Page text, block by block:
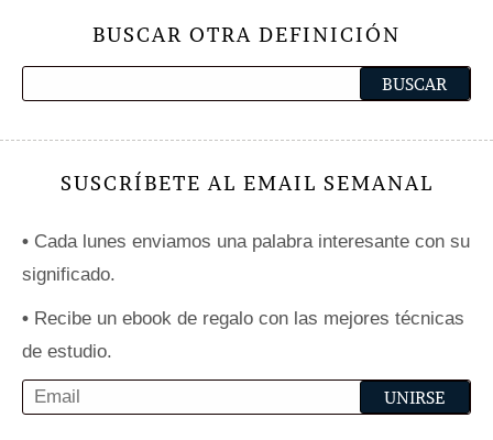
BUSCAR OTRA DEFINICIÓN
SUSCRÍBETE AL EMAIL SEMANAL
• Cada lunes enviamos una palabra interesante con su
significado.
• Recibe un ebook de regalo con las mejores técnicas
de estudio.